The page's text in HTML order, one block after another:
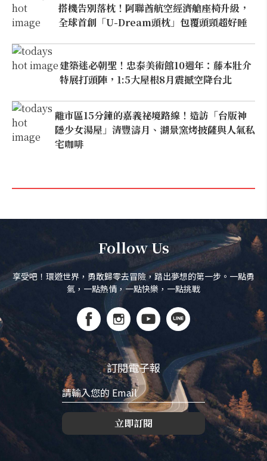
搭機告別落枕！阿聯酋航空經濟艙座椅升級，
全球首創「U-Dream頭枕」包覆頭頸超好睡
建築迷必朝聖！忠泰美術館10週年：藤本壯介
特展打頭陣，1:5大屋根8月震撼空降台北
離市區15分鐘的嘉義祕境路線！造訪「台版神
隱少女湯屋」清豐濤月、湖景窯烤披薩與人氣私
宅咖啡
Follow Us
享受吧！環遊世界，勇敢歸零去冒險，踏出夢想的第一步。一點勇
氣，一點熱情，一點快樂，一點挑戰
訂閱電子報
立即訂閱